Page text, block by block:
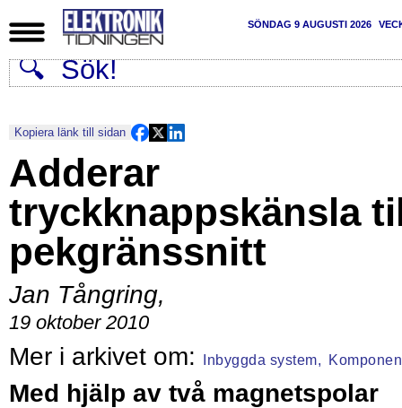
SÖNDAG 9 AUGUSTI 2026
Kopiera länk till sidan
Adderar
tryckknappskänsla
pekgränssnitt
Jan Tångring,
19 oktober 2010
Inbyggda system,
Med hjälp av två magnetspolar